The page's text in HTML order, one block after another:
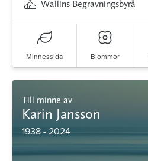
Wallins Begravningsbyrå
Minnessida Blommor
Till minne av
Karin Jansson
1938 - 2024